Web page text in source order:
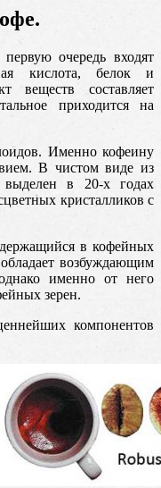
очередь входят
кислота, белок и
веществ составляет
приходится на
Именно кофеину
В чистом виде из
в 20-х годах
кристалликов с
в кофейных
возбуждающим
именно от него
зерен.
компонентов